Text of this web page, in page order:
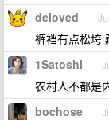
deloved
裤裆有点松垮
1Satoshi
农村人不都是
bochose